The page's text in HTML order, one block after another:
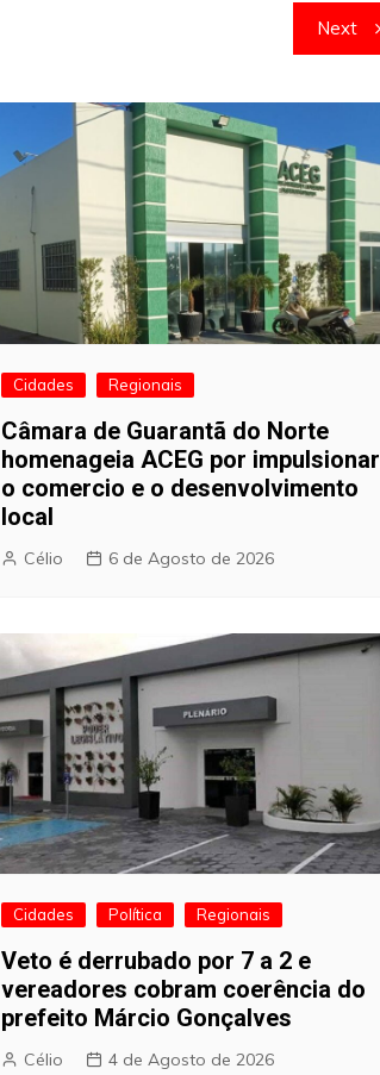
Next
Cidades Regionais
Câmara de Guarantã do Norte
homenageia ACEG por impulsionar
o comercio e o desenvolvimento
local
Célio 6 de Agosto de 2026
Cidades Política Regionais
Veto é derrubado por 7 a 2 e
vereadores cobram coerência do
prefeito Márcio Gonçalves
Célio 4 de Agosto de 2026